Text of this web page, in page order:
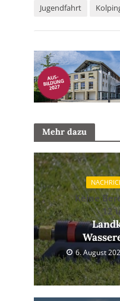
Jugendfahrt
Mehr dazu
Keine
12
6. August